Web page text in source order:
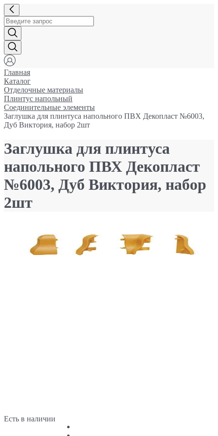
Главная
Каталог
Отделочные материалы
Плинтус напольный
Соединительные элементы
Заглушка для плинтуса напольного ПВХ Декопласт №6003,
Дуб Виктория, набор 2шт
Заглушка для плинтуса
напольного ПВХ Декопласт
№6003, Дуб Виктория, набор
2шт
Есть в наличии